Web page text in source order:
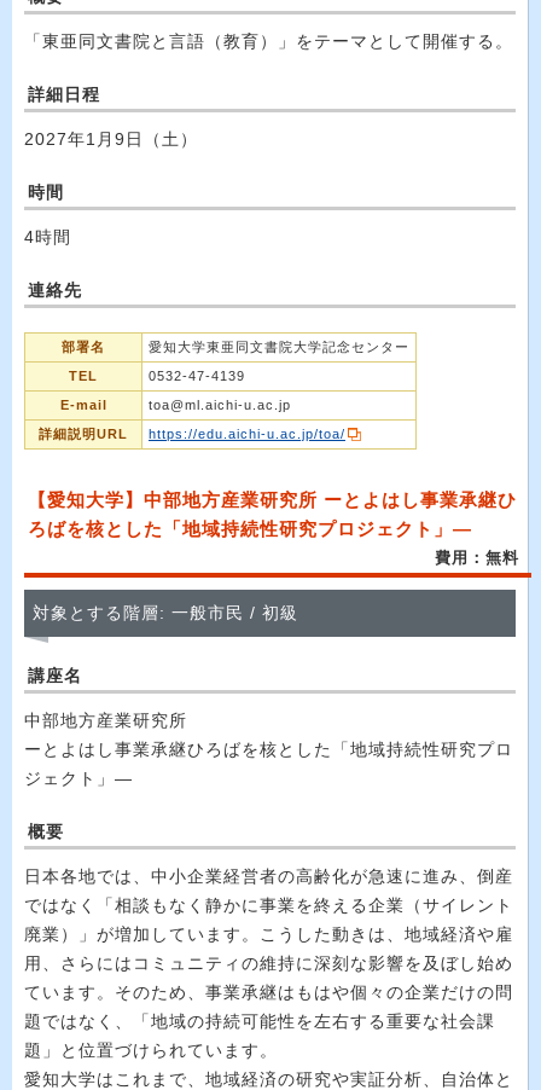
「東亜同文書院と言語（教育）」をテーマとして開催する。
詳細日程
2027年1月9日（土）
時間
4時間
連絡先
部署名
愛知大学東亜同文書院大学記念センター
TEL
0532-47-4139
E-mail
toa@ml.aichi-u.ac.jp
詳細説明URL
https://edu.aichi-u.ac.jp/toa/
【愛知大学】中部地方産業研究所 ーとよはし事業承継ひ
ろばを核とした「地域持続性研究プロジェクト」―
費用：無料
対象とする階層: 一般市民 / 初級
講座名
中部地方産業研究所
ーとよはし事業承継ひろばを核とした「地域持続性研究プロ
ジェクト」―
概要
日本各地では、中小企業経営者の高齢化が急速に進み、倒産
ではなく「相談もなく静かに事業を終える企業（サイレント
廃業）」が増加しています。こうした動きは、地域経済や雇
用、さらにはコミュニティの維持に深刻な影響を及ぼし始め
ています。そのため、事業承継はもはや個々の企業だけの問
題ではなく、「地域の持続可能性を左右する重要な社会課
題」と位置づけられています。
愛知大学はこれまで、地域経済の研究や実証分析、自治体と